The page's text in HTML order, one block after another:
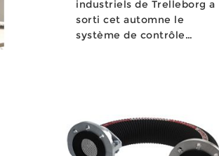
industriels de Trelleborg a
sorti cet automne le
système de contrôle